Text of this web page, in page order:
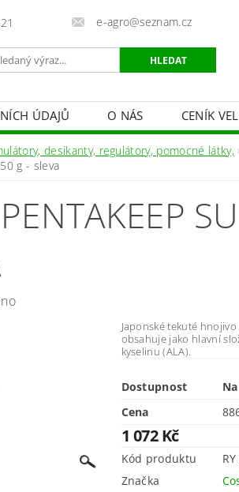
e-agro@seznam.cz
ÚDAJŮ O NÁS CENÍK
POSTŘIKOVAČE
BAZÉNOVÁ CHEMIE
CHOVATELSKÉ POTŘEBY
ZAHRADNÍ POMŮCKY A ZÁVLAHA
desikanty, regulátory, pomocné látky,
g - sleva
Japonské tekuté
obsahuje jako hlavní
kyselinu (ALA).
Dostupnost
Cena
1 072 Kč
Kód produktu
Značka